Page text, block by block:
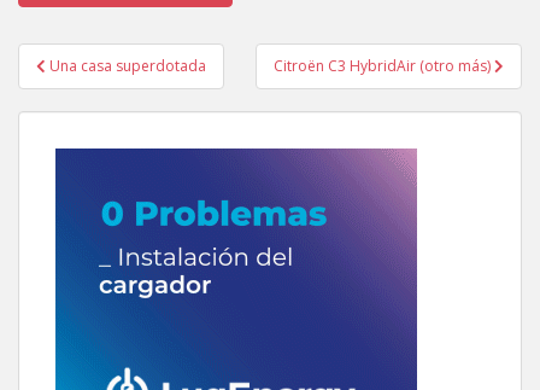
Navegación
de
entradas
Una casa superdotada Citroën C3 HybridAir (otro más)